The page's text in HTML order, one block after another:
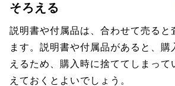
そろえる
説明書や付属品は、合わせて売ると
ます。説明書や付属品があると、購
えるため、購入時に捨ててしまって
えておくとよいでしょう。